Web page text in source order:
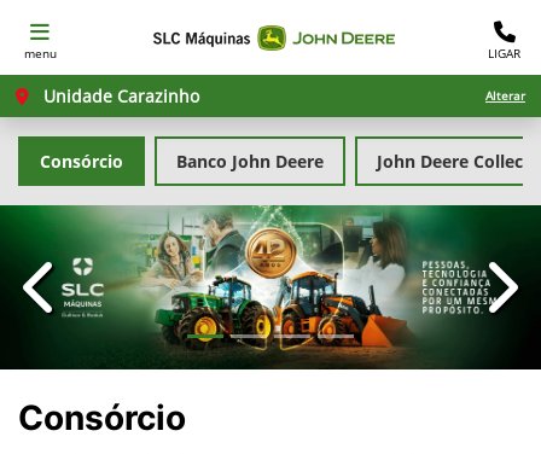
menu LIGAR
Unidade Carazinho Alterar
Banco John Deere
Consórcio John Deere
templates.template-
Consórcio